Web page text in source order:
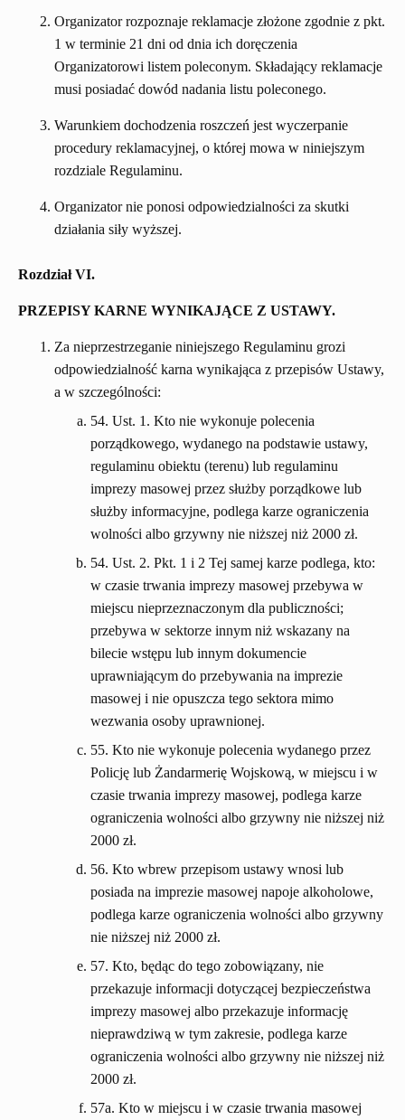
Organizator rozpoznaje reklamacje złożone zgodnie z pkt.
1 w terminie 21 dni od dnia ich doręczenia
Organizatorowi listem poleconym. Składający reklamacje
musi posiadać dowód nadania listu poleconego.
Warunkiem dochodzenia roszczeń jest wyczerpanie
procedury reklamacyjnej, o której mowa w niniejszym
rozdziale Regulaminu.
Organizator nie ponosi odpowiedzialności za skutki
działania siły wyższej.
Rozdział VI.
PRZEPISY KARNE WYNIKAJĄCE Z USTAWY.
Za nieprzestrzeganie niniejszego Regulaminu grozi
odpowiedzialność karna wynikająca z przepisów Ustawy,
a w szczególności:
54. Ust. 1. Kto nie wykonuje polecenia
porządkowego, wydanego na podstawie ustawy,
regulaminu obiektu (terenu) lub regulaminu
imprezy masowej przez służby porządkowe lub
służby informacyjne, podlega karze ograniczenia
wolności albo grzywny nie niższej niż 2000 zł.
54. Ust. 2. Pkt. 1 i 2 Tej samej karze podlega, kto:
w czasie trwania imprezy masowej przebywa w
miejscu nieprzeznaczonym dla publiczności;
przebywa w sektorze innym niż wskazany na
bilecie wstępu lub innym dokumencie
uprawniającym do przebywania na imprezie
masowej i nie opuszcza tego sektora mimo
wezwania osoby uprawnionej.
55. Kto nie wykonuje polecenia wydanego przez
Policję lub Żandarmerię Wojskową, w miejscu i w
czasie trwania imprezy masowej, podlega karze
ograniczenia wolności albo grzywny nie niższej niż
2000 zł.
56. Kto wbrew przepisom ustawy wnosi lub
posiada na imprezie masowej napoje alkoholowe,
podlega karze ograniczenia wolności albo grzywny
nie niższej niż 2000 zł.
57. Kto, będąc do tego zobowiązany, nie
przekazuje informacji dotyczącej bezpieczeństwa
imprezy masowej albo przekazuje informację
nieprawdziwą w tym zakresie, podlega karze
ograniczenia wolności albo grzywny nie niższej niż
2000 zł.
57a. Kto w miejscu i w czasie trwania masowej